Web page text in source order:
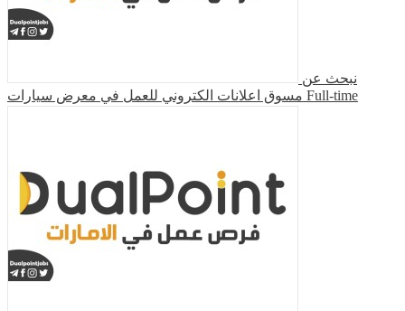
نبحث عن
مسوق اعلانات الكتروني للعمل في معرض سيارات Full-time